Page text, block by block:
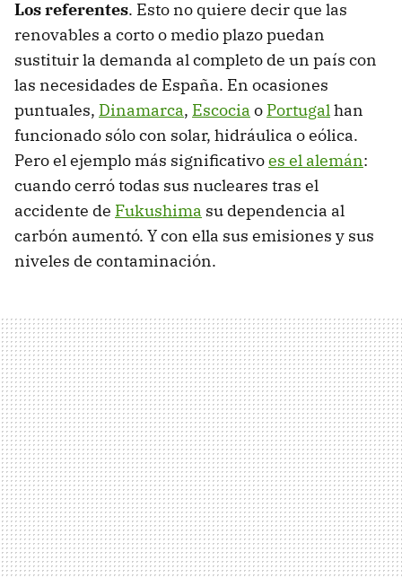
Los referentes. Esto no quiere decir que las
renovables a corto o medio plazo puedan
sustituir la demanda al completo de un país con
las necesidades de España. En ocasiones
puntuales, Dinamarca, Escocia o Portugalhan
funcionado sólo con solar, hidráulica o eólica.
Pero el ejemplo más significativoes el alemán:
cuando cerró todas sus nucleares tras el
accidente de Fukushima su dependencia al
carbón aumentó. Y con ella sus emisiones y sus
niveles de contaminación.